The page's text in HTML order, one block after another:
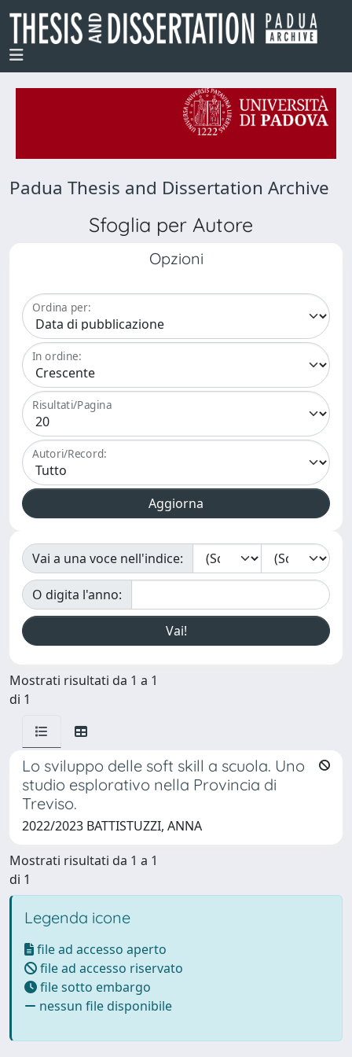
Padua Thesis and Dissertation Archive
Sfoglia per Autore
Opzioni
Ordina per:
In ordine:
Risultati/Pagina
Autori/Record:
Vai a una voce nell'indice:
O digita l'anno:
Mostrati risultati da 1 a 1
di 1
Lo sviluppo delle soft skill a scuola. Uno
studio esplorativo nella Provincia di
Treviso.
2022/2023 BATTISTUZZI, ANNA
Mostrati risultati da 1 a 1
di 1
Legenda icone
file ad accesso aperto
file ad accesso riservato
file sotto embargo
nessun file disponibile